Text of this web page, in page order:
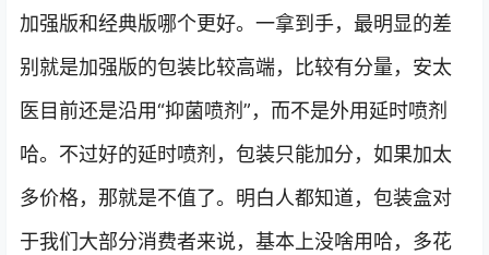
加强版和经典版哪个更好。一拿到手，最明显的差
别就是加强版的包装比较高端，比较有分量，安太
医目前还是沿用“抑菌喷剂”，而不是外用延时喷剂
哈。不过好的延时喷剂，包装只能加分，如果加太
多价格，那就是不值了。明白人都知道，包装盒对
于我们大部分消费者来说，基本上没啥用哈，多花